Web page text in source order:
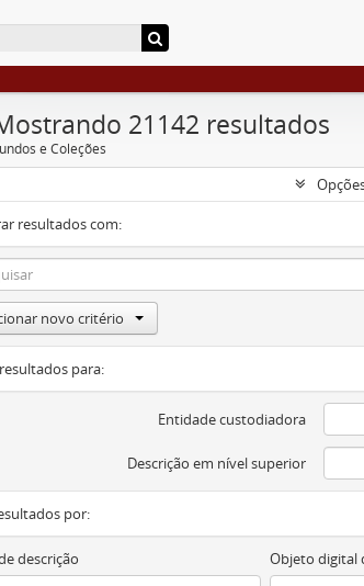
21142 resultados
e Coleções
resultados com:
novo critério
para:
Entidade custodiadora
Descrição em nível superior
por:
descrição Objeto digital